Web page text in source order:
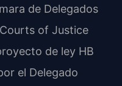
de Delegados
of Justice
de ley HB
el Delegado